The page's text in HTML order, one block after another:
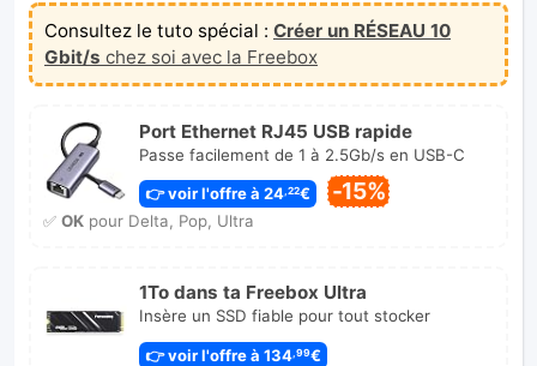
Consultez le tuto spécial : Créer un RÉSEAU 10
Gbit/s chez soi avec la Freebox
Port Ethernet RJ45 USB rapide
Passe facilement de 1 à 2.5Gb/s en USB-C
👉 voir l'offre à 24 ,22€ -15%
✅ OKpour Delta, Pop, Ultra
1To dans ta Freebox Ultra
Insère un SSD fiable pour tout stocker
👉 voir l'offre à 134 ,99€